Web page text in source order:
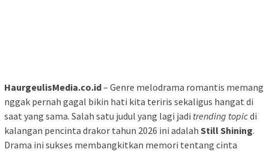
HaurgeulisMedia.co.id– Genre melodrama romantis memang
nggak pernah gagal bikin hati kita teriris sekaligus hangat di
saat yang sama. Salah satu judul yang lagi jadi trending topicdi
kalangan pencinta drakor tahun 2026 ini adalah Still Shining.
Drama ini sukses membangkitkan memori tentang cinta